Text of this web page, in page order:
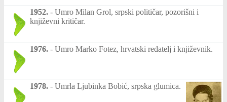
1952. - Umro Milan Grol, srpski političar, pozorišni i
književni kritičar.
1976. - Umro Marko Fotez, hrvatski redatelj i književnik.
1978. - Umrla Ljubinka Bobić, srpska glumica.